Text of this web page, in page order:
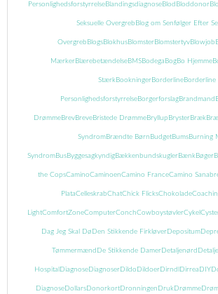
PersonlighedsforstyrrelseBlandingsdiagnoseBlod Bloddonor
Seksuelle Overgreb Blog om Senfølger Efter
Overgreb BlogsBlokhusBlomsterBlomstertyvBlowjob
MærkerBlærebetændelseBMSBodega BogBo Hjemme
StærkBookningerBorderlineBorderline
PersonlighedsforstyrrelseBorgerforslagBrandmand
DrømmeBrevBreveBristede DrømmeBryllup BrysterBræk
SyndromBrændte Børn BudgetBumsBurning
SyndromBusByggesagkyndigBækkenbundskuglerBænkBøger
the CopsCaminoCaminoenCamino FranceCamino
PlataCelleskrabChatChick FlicksChokolade
LightComfortZoneComputerConchCowboystøvlerCykel
Dag Jeg Skal Dø Den Stikkende FirkløverDepositum
Tømmermænd De Stikkende DamerDetaljenørd
Hospital DiagnoseDiagnoserDildo DildoerDirndl Dirrea DIY
DiagnoseDollarsDonorkortDronningen DrukDrømme